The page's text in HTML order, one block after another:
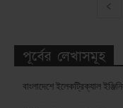
পূর্বের লেখাসমূহ
বাংলাদেশে ইলেকট্রিক্যাল